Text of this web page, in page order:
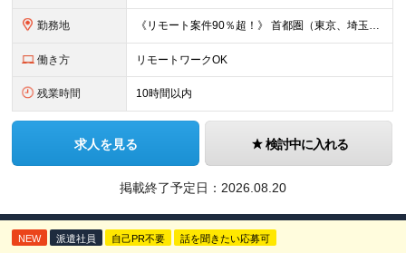
勤務地 《リモート案件90％超！》 首都圏（東京、埼玉、千葉、神奈川）、大阪、名古屋、福岡のプロジェクト先やリモートでの勤務となります。 ※面接から入社まで全てオンラインで完結できます！ ※帰社日自
働き方 リモートワークOK
残業時間 10時間以内
求人を見る 検討中に入れる
掲載終了予定日： 2026.08.20
NEW 派遣社員 自己PR不要 話を聞きたい応募可